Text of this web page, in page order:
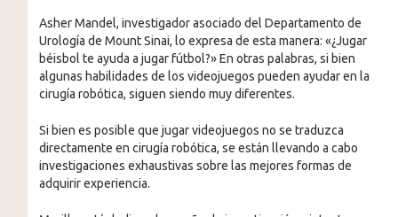
Asher Mandel, investigador asociado del Departamento de
Urología de Mount Sinai, lo expresa de esta manera: «¿Jugar
béisbol te ayuda a jugar fútbol?» En otras palabras, si bien
algunas habilidades de los videojuegos pueden ayudar en la
cirugía robótica, siguen siendo muy diferentes.
Si bien es posible que jugar videojuegos no se traduzca
directamente en cirugía robótica, se están llevando a cabo
investigaciones exhaustivas sobre las mejores formas de
adquirir experiencia.